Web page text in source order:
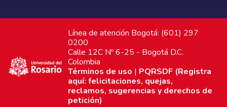
Línea de atención Bogotá: (601) 297
0200
Calle 12C Nº 6-25 - Bogotá D.C.
Colombia
Términos de uso | PQRSDF (Registra
aquí: felicitaciones, quejas,
reclamos, sugerencias y derechos de
petición)